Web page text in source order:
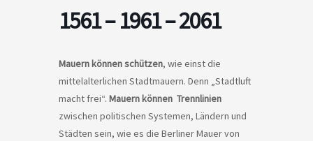
1561 – 1961 – 2061
Mauern können schützen, wie einst die
mittelalterlichen Stadtmauern. Denn „Stadtluft
macht frei“. Mauern können Trennlinien
zwischen politischen Systemen, Ländern und
Städten sein, wie es die Berliner Mauer von